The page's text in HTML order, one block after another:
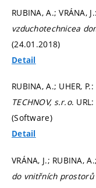
RUBINA, A.; VRÁNA, J.:
vzduchotechnicea
(24.01.2018)
Detail
RUBINA, A.; UHER, P.:
TECHNOV, s.r.o.
(Software)
Detail
VRÁNA, J.; RUBINA,
do vnitřních prostorů